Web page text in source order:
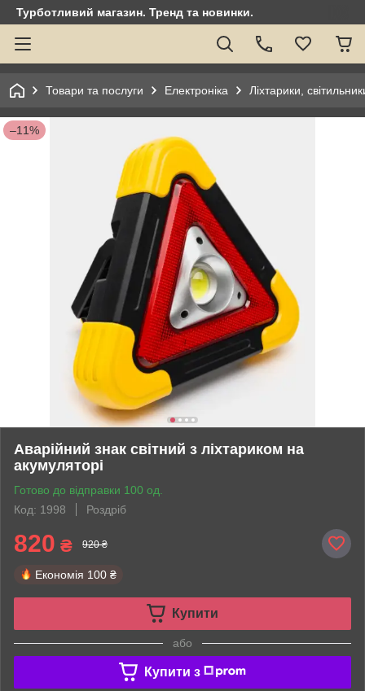
Турботливий магазин. Тренд та новинки.
Товари та послуги Електроніка Ліхтарики,
–11%
Аварійний знак світний з ліхтариком на
акумуляторі
Готово до відправки 100 од.
Код: 1998
Роздріб
820 ₴ 920 ₴
Економія 100 ₴
Купити
або
Купити з